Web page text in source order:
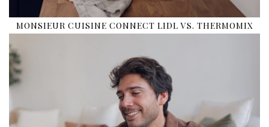
MONSIEUR CUISINE CONNECT LIDL VS. THERMOMIX